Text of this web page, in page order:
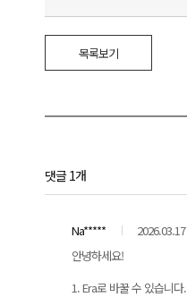
목록보기
댓글 1개
Na*****
2026.03.17
안녕하세요!
1. Era로 바꿀 수 있습니다.